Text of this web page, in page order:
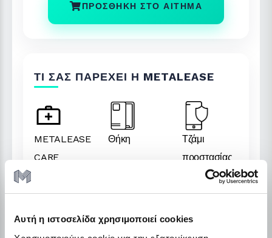
Αυτή η ιστοσελίδα χρησιμοποιεί cookies
ΠΡΟΣΘΉΚΗ ΣΤΟ ΑΊΤΗΜΑ
ΤΙ ΣΑΣ ΠΑΡΈΧΕΙ Η METALEASE
METALEASE
CARE
Θήκη
Τζάμι
προστασίας